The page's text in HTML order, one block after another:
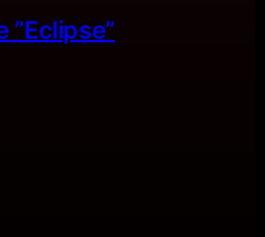
”Eclipse”